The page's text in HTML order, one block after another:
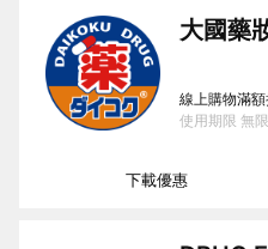
大國藥
使用期限 無
線上購物滿
下載優惠